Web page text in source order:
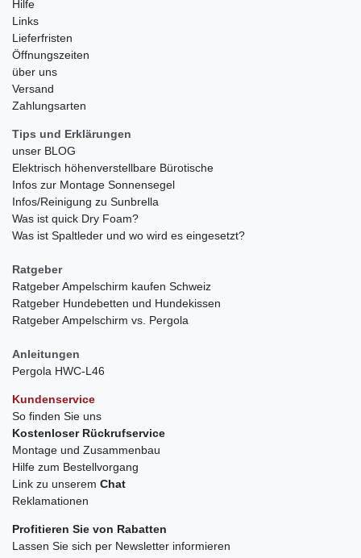
Hilfe
Links
Lieferfristen
Öffnungszeiten
über uns
Versand
Zahlungsarten
Tips und Erklärungen
unser BLOG
Elektrisch höhenverstellbare Bürotische
Infos zur Montage Sonnensegel
Infos/Reinigung zu Sunbrella
Was ist quick Dry Foam?
Was ist Spaltleder und wo wird es eingesetzt?
Ratgeber
Ratgeber Ampelschirm kaufen Schweiz
Ratgeber Hundebetten und Hundekissen
Ratgeber Ampelschirm vs. Pergola
Anleitungen
Pergola HWC-L46
Kundenservice
So finden Sie uns
Kostenloser Rückrufservice
Montage und Zusammenbau
Hilfe zum Bestellvorgang
Link zu unserem Chat
Reklamationen
Profitieren Sie von Rabatten
Lassen Sie sich per Newsletter informieren